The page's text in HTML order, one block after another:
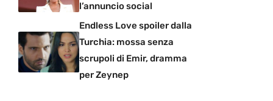
l’annuncio social
Endless Love spoiler dalla
Turchia: mossa senza
scrupoli di Emir, dramma
per Zeynep